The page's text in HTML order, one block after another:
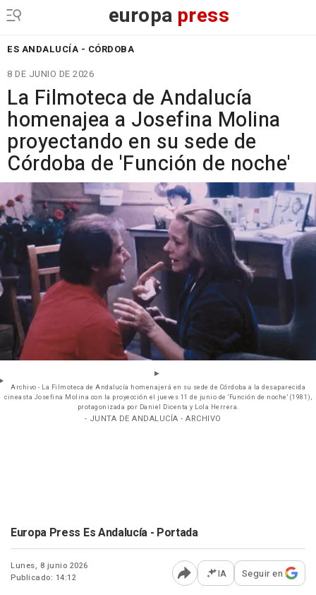
europa press
ES ANDALUCÍA - CÓRDOBA
8 DE JUNIO DE 2026
La Filmoteca de Andalucía
homenajea a Josefina Molina
proyectando en su sede de
Córdoba de 'Función de noche'
Archivo - La Filmoteca de Andalucía homenajerá en su sede de Córdoba a la desaparecida
cineasta Josefina Molina con la proyección el jueves 11 de junio de 'Función de noche' (1981),
protagonizada por Daniel Dicenta y Lola Herrera.
- JUNTA DE ANDALUCÍA - ARCHIVO
Europa Press Es Andalucía - Portada
Lunes, 8 junio 2026
Publicado: 14:12
Abrir opciones para
IA Seguir en